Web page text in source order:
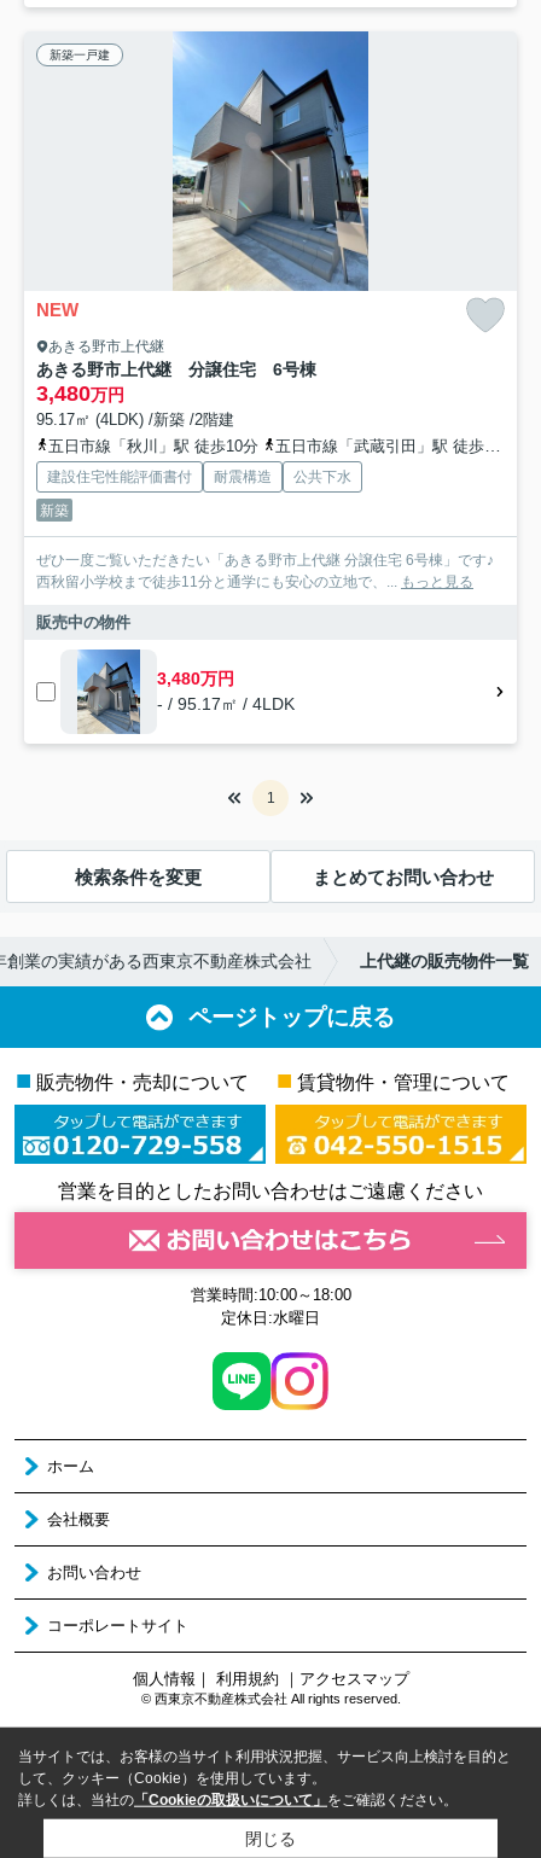
新築一戸建
NEW
あきる野市上代継
あきる野市上代継 分譲住宅 6号棟
3,480万円
95.17㎡ (4LDK) /新築 /2階建
五日市線「秋川」駅 徒歩10分
五日市線「武蔵引田」駅 徒歩18分
建設住宅性能評価書付 耐震構造
公共下水
新築
ぜひ一度ご覧いただきたい「あきる野市上代継 分譲住宅 6号棟」です♪
西秋留小学校まで徒歩11分と通学にも安心の立地で、... もっと見る
販売中の物件
3,480万円
- / 95.17㎡ / 4LDK
1
検索条件を変更 まとめてお問い合わせ
業の実績がある西東京不動産株式会社 上代継の販売物件一覧
ページトップに戻る
■ 販売物件・売却について ■ 賃貸物件・管理について
営業を目的としたお問い合わせはご遠慮ください
営業時間:10:00～18:00
定休日:水曜日
ホーム
会社概要
お問い合わせ
コーポレートサイト
個人情報 ｜ 利用規約 ｜ アクセスマップ
© 西東京不動産株式会社 All rights reserved.
当サイトでは、お客様の当サイト利用状況把握、サービス向上検討を目的と
して、クッキー（Cookie）を使用しています。
詳しくは、当社の 「Cookieの取扱いについて」 をご確認ください。
閉じる